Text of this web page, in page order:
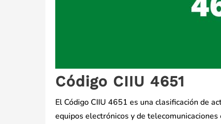
Código CIIU 4651
El Código CIIU 4651 es una clasificación de
equipos electrónicos y de